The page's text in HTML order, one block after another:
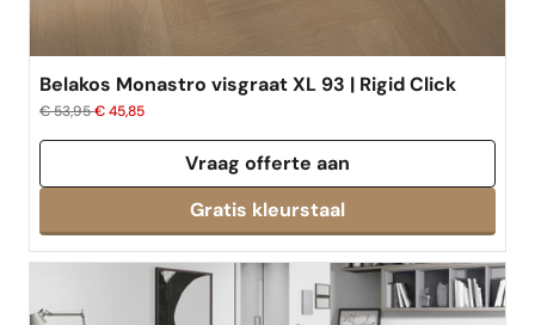
Belakos Monastro visgraat XL 93 | Rigid Click
€ 53,95€ 45,85
Vraag offerte aan